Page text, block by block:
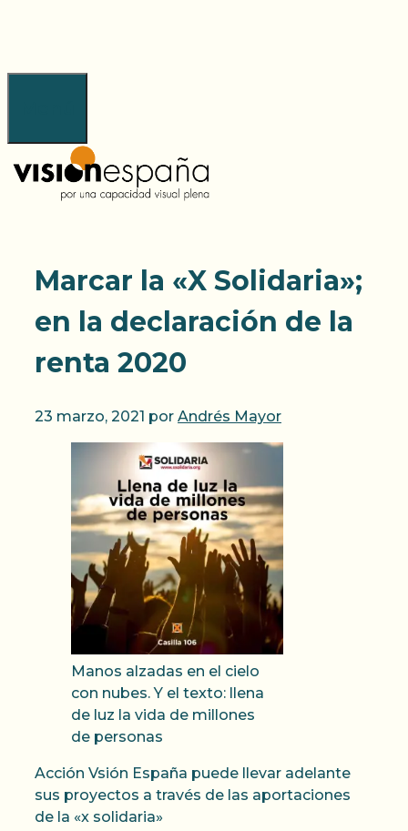
Marcar la «X Solidaria»;
en la declaración de la
renta 2020
23 marzo, 2021 por Andrés Mayor
Manos alzadas en el cielo
con nubes. Y el texto: llena
de luz la vida de millones
de personas
Acción Vsión España puede llevar adelante
sus proyectos a través de las aportaciones
de la «x solidaria»